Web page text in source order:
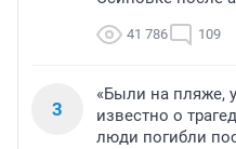
41 786 109
3
«Были на пляже,
известно о
люди погибли